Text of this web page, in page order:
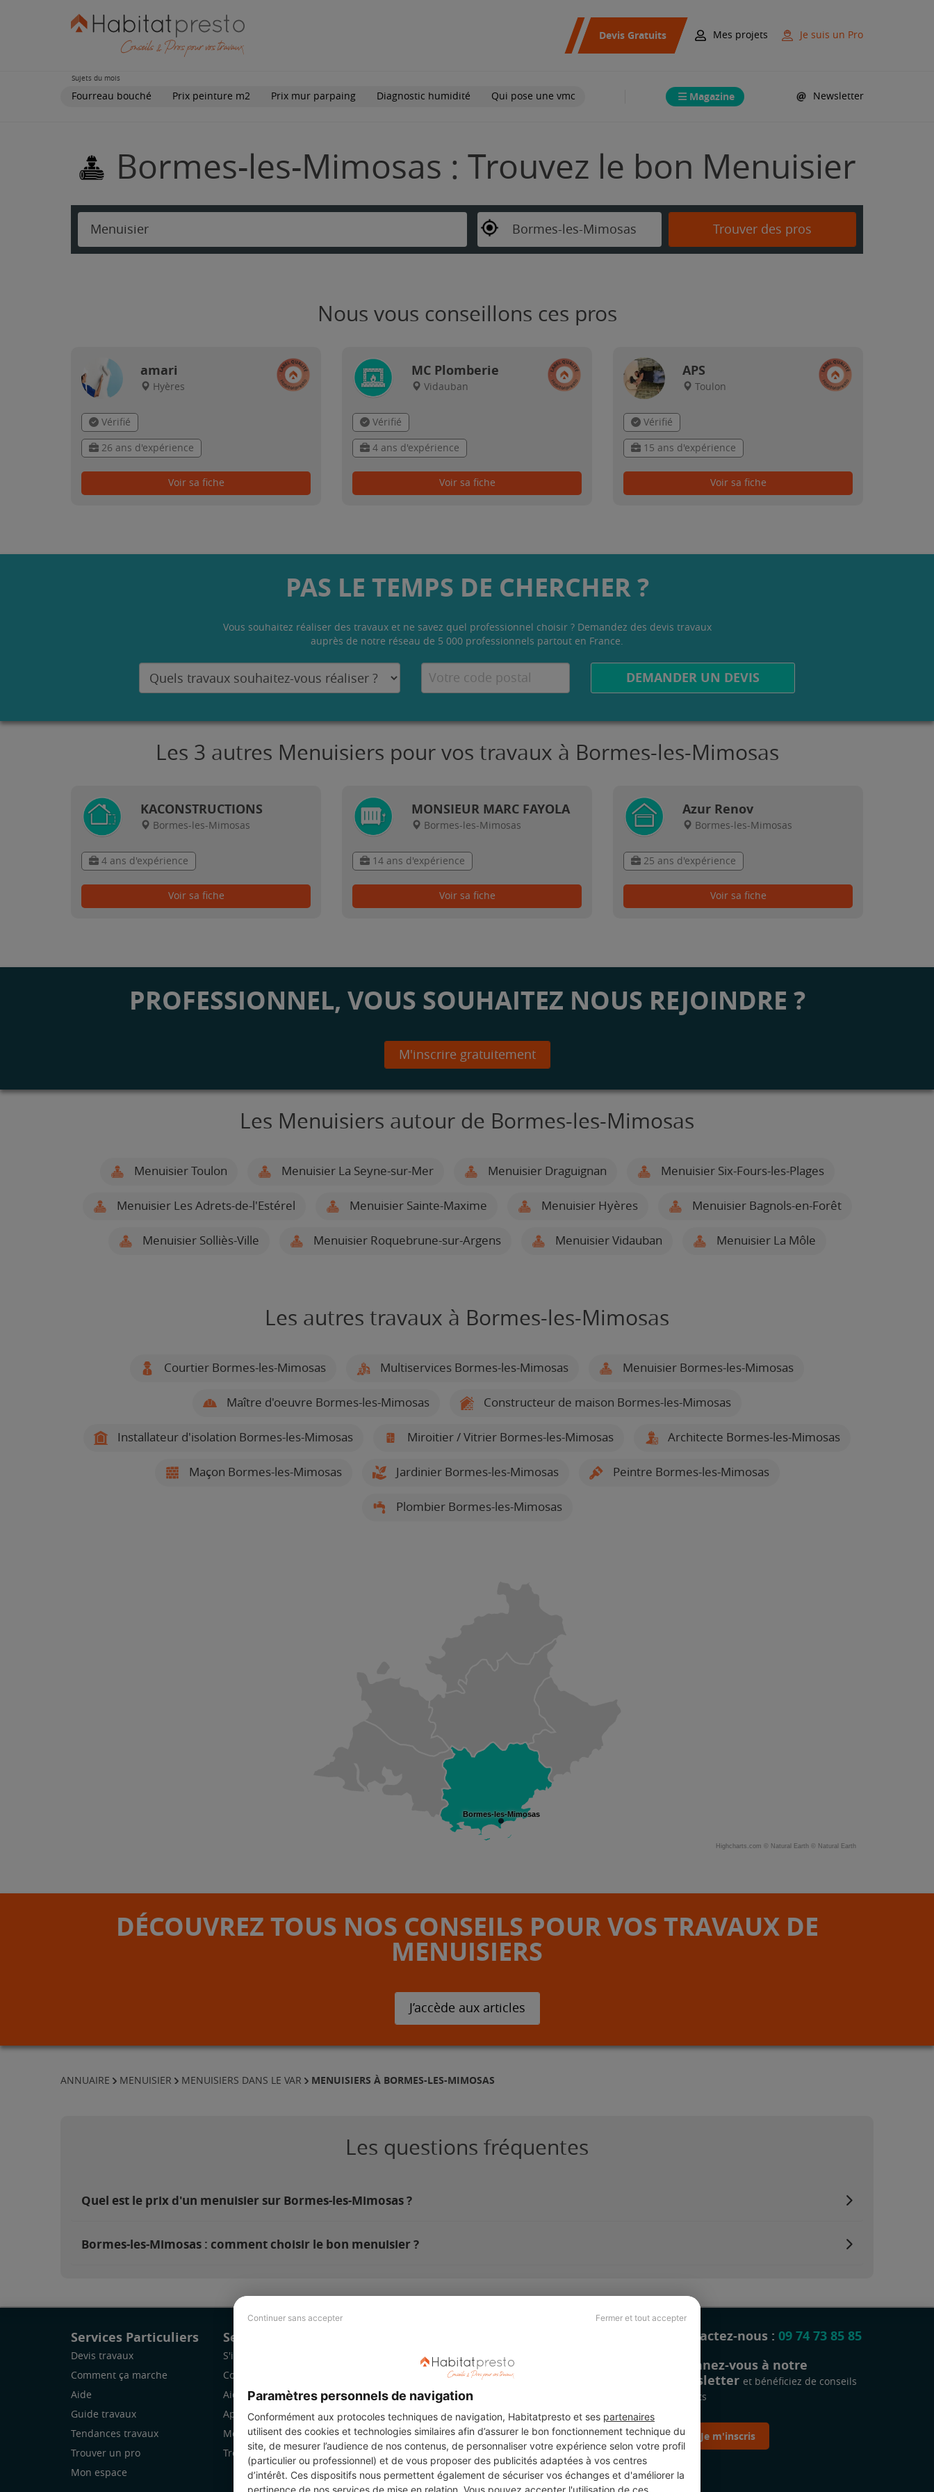
Continuer sans accepter Fermer et tout accepter
Paramètres personnels de navigation
Conformément aux protocoles techniques de navigation, Habitatpresto et ses partenaires
utilisent des cookies et technologies similaires afin d’assurer le bon fonctionnement technique du
site, de mesurer l’audience de nos contenus, de personnaliser votre expérience selon votre profil
(particulier ou professionnel) et de vous proposer des publicités adaptées à vos centres
d’intérêt. Ces dispositifs nous permettent également de sécuriser vos échanges et d'améliorer la
pertinence de nos services de mise en relation. Vous pouvez accepter l'utilisation de ces
Devis Gratuits Mes projets Je suis un Pro
Sujets du mois
Fourreau bouché Prix peinture m2 Prix mur parpaing Diagnostic humidité Qui pose une vmc Magazine Newsletter
Bormes-les-Mimosas : Trouvez le bon Menuisier
Menuisier Bormes-les-Mimosas Trouver des pros
Nous vous conseillons ces pros
amari
Hyères
Vérifié
26 ans d'expérience
Voir sa fiche
MC Plomberie
Vidauban
Vérifié
4 ans d'expérience
Voir sa fiche
APS
Toulon
Vérifié
15 ans d'expérience
Voir sa fiche
PAS LE TEMPS DE CHERCHER ?
Vous souhaitez réaliser des travaux et ne savez quel professionnel choisir ? Demandez des devis travaux
auprès de notre réseau de 5 000 professionnels partout en France.
DEMANDER UN DEVIS
Les 3 autres Menuisiers pour vos travaux à Bormes-les-Mimosas
KACONSTRUCTIONS
Bormes-les-Mimosas
4 ans d'expérience
Voir sa fiche
MONSIEUR MARC FAYOLA
Bormes-les-Mimosas
14 ans d'expérience
Voir sa fiche
Azur Renov
Bormes-les-Mimosas
25 ans d'expérience
Voir sa fiche
PROFESSIONNEL, VOUS SOUHAITEZ NOUS REJOINDRE ?
M'inscrire gratuitement
Les Menuisiers autour de Bormes-les-Mimosas
Menuisier Toulon Menuisier La Seyne-sur-Mer Menuisier Draguignan Menuisier Six-Fours-les-Plages
Menuisier Les Adrets-de-l'Estérel Menuisier Sainte-Maxime Menuisier Hyères Menuisier Bagnols-en-Forêt
Menuisier Solliès-Ville Menuisier Roquebrune-sur-Argens Menuisier Vidauban Menuisier La Môle
Les autres travaux à Bormes-les-Mimosas
Courtier Bormes-les-Mimosas Multiservices Bormes-les-Mimosas Menuisier Bormes-les-Mimosas
Maître d'oeuvre Bormes-les-Mimosas Constructeur de maison Bormes-les-Mimosas
Installateur d'isolation Bormes-les-Mimosas Miroitier / Vitrier Bormes-les-Mimosas Architecte Bormes-les-Mimosas
Maçon Bormes-les-Mimosas Jardinier Bormes-les-Mimosas Peintre Bormes-les-Mimosas
Plombier Bormes-les-Mimosas
Bormes-les-Mimosas
Highcharts.com © Natural Earth © Natural Earth
DÉCOUVREZ TOUS NOS CONSEILS POUR VOS TRAVAUX DE
MENUISIERS
J’accède aux articles
ANNUAIRE MENUISIER MENUISIERS DANS LE VAR MENUISIERS À BORMES-LES-MIMOSAS
Les questions fréquentes
Quel est le prix d'un menuisier sur Bormes-les-Mimosas ?
Bormes-les-Mimosas : comment choisir le bon menuisier ?
Services Particuliers
Devis travaux
Comment ça marche
Aide
Guide travaux
Tendances travaux
Trouver un pro
Mon espace
Services Pro
S'inscrire
Comment ça marche
Aide
Application Mobile
Mon espace
Trouver des chantiers
Revue de presse
Légal
Charte cookies
Contactez-nous : 09 74 73 85 85
Abonnez-vous à notre
newsletter et bénéficiez de conseils
gratuits
Je m'inscris